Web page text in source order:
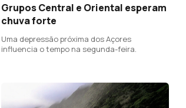
Grupos Central e Oriental esperam
chuva forte
Uma depressão próxima dos Açores
influencia o tempo na segunda-feira.